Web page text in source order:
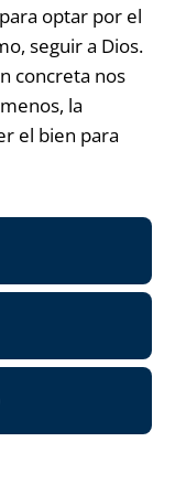
optar por el
seguir a Dios.
concreta nos
la
el bien para